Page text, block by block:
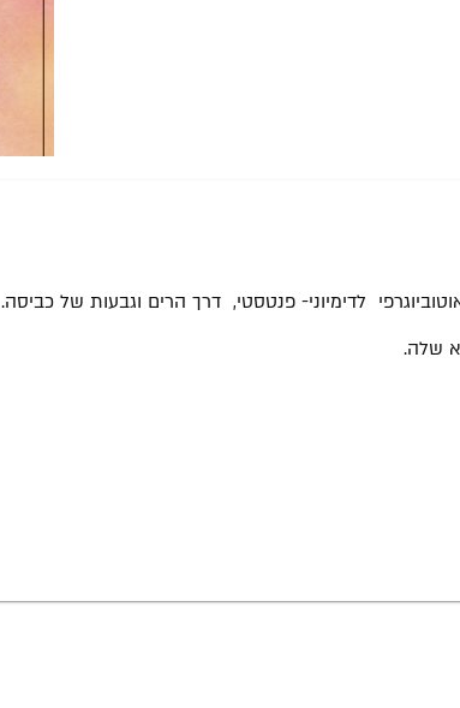
לדימיוני- פנטסטי, דרך הרים וגבעות של כביסה.
שלה.